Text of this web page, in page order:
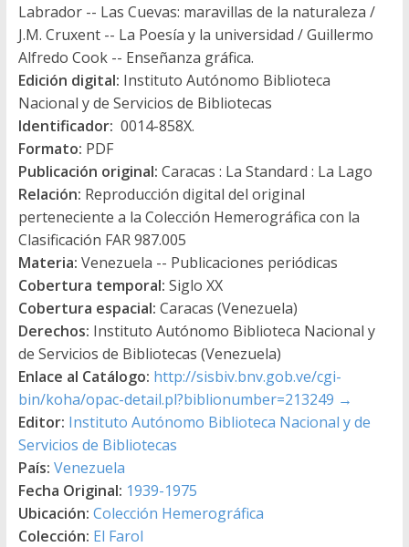
Labrador -- Las Cuevas: maravillas de la naturaleza /
J.M. Cruxent -- La Poesía y la universidad / Guillermo
Alfredo Cook -- Enseñanza gráfica.
Edición digital: Instituto Autónomo Biblioteca
Nacional y de Servicios de Bibliotecas
Identificador: 0014-858X.
Formato: PDF
Publicación original: Caracas : La Standard : La Lago
Relación: Reproducción digital del original
perteneciente a la Colección Hemerográfica con la
Clasificación FAR 987.005
Materia: Venezuela -- Publicaciones periódicas
Cobertura temporal: Siglo XX
Cobertura espacial: Caracas (Venezuela)
Derechos: Instituto Autónomo Biblioteca Nacional y
de Servicios de Bibliotecas (Venezuela)
Enlace al Catálogo: http://sisbiv.bnv.gob.ve/cgi-
bin/koha/opac-detail.pl?biblionumber=213249 →
Editor: Instituto Autónomo Biblioteca Nacional y de
Servicios de Bibliotecas
País: Venezuela
Fecha Original: 1939-1975
Ubicación: Colección Hemerográfica
Colección: El Farol